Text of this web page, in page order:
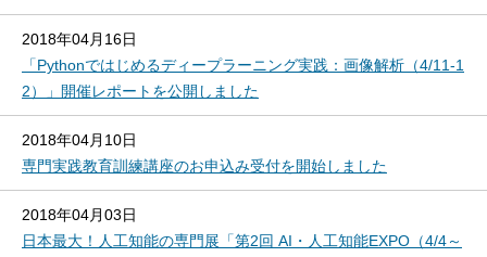
2018年04月16日
「Pythonではじめるディープラーニング実践：画像解析（4/11-1
2）」開催レポートを公開しました
2018年04月10日
専門実践教育訓練講座のお申込み受付を開始しました
2018年04月03日
日本最大！人工知能の専門展「第2回 AI・人工知能EXPO（4/4～